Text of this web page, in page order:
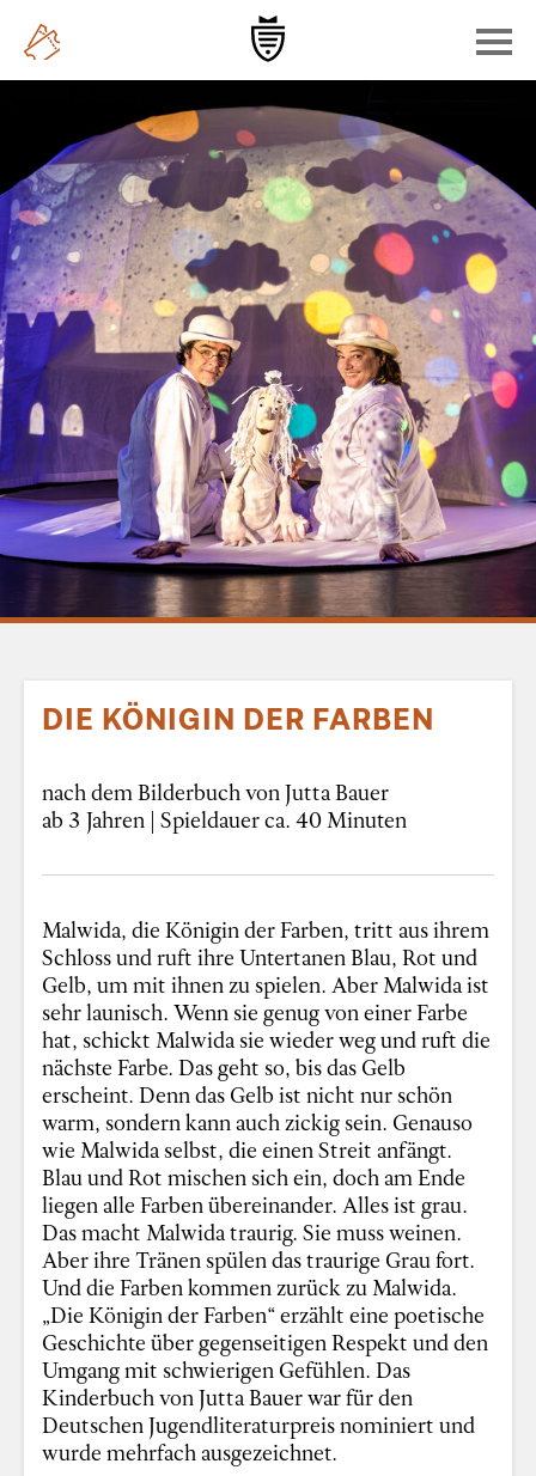
DIE KÖNIGIN DER FARBEN
nach dem Bilderbuch von Jutta Bauer
ab 3 Jahren | Spieldauer ca. 40 Minuten
Malwida, die Königin der Farben, tritt aus ihrem
Schloss und ruft ihre Untertanen Blau, Rot und
Gelb, um mit ihnen zu spielen. Aber Malwida ist
sehr launisch. Wenn sie genug von einer Farbe
hat, schickt Malwida sie wieder weg und ruft die
nächste Farbe. Das geht so, bis das Gelb
erscheint. Denn das Gelb ist nicht nur schön
warm, sondern kann auch zickig sein. Genauso
wie Malwida selbst, die einen Streit anfängt.
Blau und Rot mischen sich ein, doch am Ende
liegen alle Farben übereinander. Alles ist grau.
Das macht Malwida traurig. Sie muss weinen.
Aber ihre Tränen spülen das traurige Grau fort.
Und die Farben kommen zurück zu Malwida.
„Die Königin der Farben“ erzählt eine poetische
Geschichte über gegenseitigen Respekt und den
Umgang mit schwierigen Gefühlen. Das
Kinderbuch von Jutta Bauer war für den
Deutschen Jugendliteraturpreis nominiert und
wurde mehrfach ausgezeichnet.